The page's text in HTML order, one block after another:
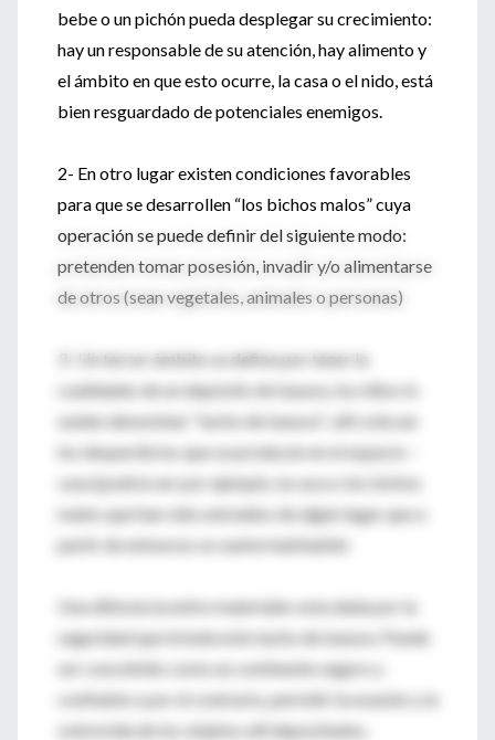
bebe o un pichón pueda desplegar su crecimiento:
hay un responsable de su atención, hay alimento y
el ámbito en que esto ocurre, la casa o el nido, está
bien resguardado de potenciales enemigos.
2- En otro lugar existen condiciones favorables
para que se desarrollen “los bichos malos” cuya
operación se puede definir del siguiente modo:
pretenden tomar posesión, invadir y/o alimentarse
de otros (sean vegetales, animales o personas)
3- Un tercer ámbito se define por tener la
cualidades de un depósito de basura, los niños lo
suelen denominar “tacho de basura”; allí colocan
los desperdicios que se producen en el espacio –
casa (podría ser por ejemplo, la caca o los bichos
malos que han sido extraídos de algún lugar que a
partir de entonces se vuelve habitable)
Una diferencia entre materiales esta dada por la
seguridad que brinda este tacho de basura. Puede
ser concebido como un continente seguro y
confiable o por el contrario, permitir la evasión y la
sobrevida de los objetos allí depositados.